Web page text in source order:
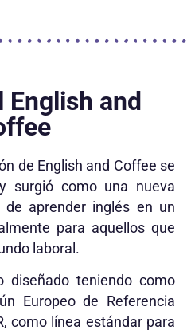
English and
de English and Coffee se
surgió como una nueva
aprender inglés en un
para aquellos que
laboral.
diseñado teniendo como
Europeo de Referencia
como línea estándar para